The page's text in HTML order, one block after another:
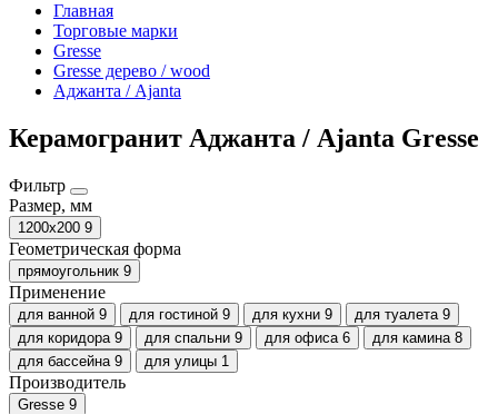
Главная
Торговые марки
Gresse
Gresse дерево / wood
Аджанта / Ajanta
Керамогранит Аджанта / Ajanta Gresse
Фильтр
Размер, мм
1200х200 9
Геометрическая форма
прямоугольник 9
Применение
для ванной 9 для гостиной 9 для кухни 9 для туалета 9
для коридора 9 для спальни 9 для офиса 6 для камина 8
для бассейна 9 для улицы 1
Производитель
Gresse 9